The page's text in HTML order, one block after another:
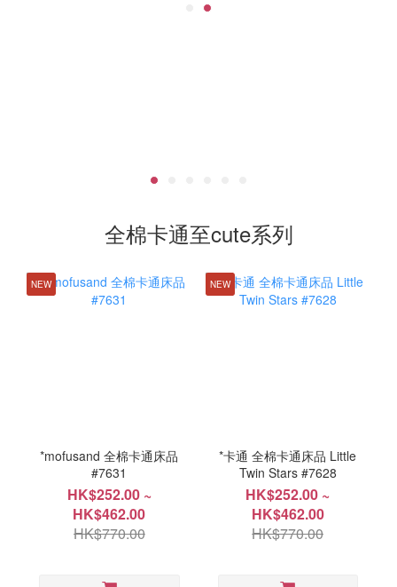
全棉卡通至cute系列
NEW
*mofusand 全棉卡通床品
#7631
HK$252.00 ~
HK$462.00
HK$770.00
NEW
*卡通 全棉卡通床品 Little
Twin Stars #7628
HK$252.00 ~
HK$462.00
HK$770.00